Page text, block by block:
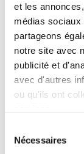
et les
médias sociaux
partageons
notre site avec
publicité et
avec d'autres
ou qu'ils ont
Nécessaires
Le texte est en
produite bientôt
Lire la suite
Mots clés:
Gouvernance